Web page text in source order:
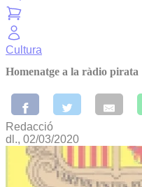
Cultura
Homenatge a la ràdio pirata
Redacció
dl., 02/03/2020